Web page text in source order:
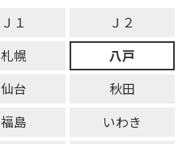
Ｊ１
Ｊ２
札幌
八戸
仙台
秋田
福島
いわき